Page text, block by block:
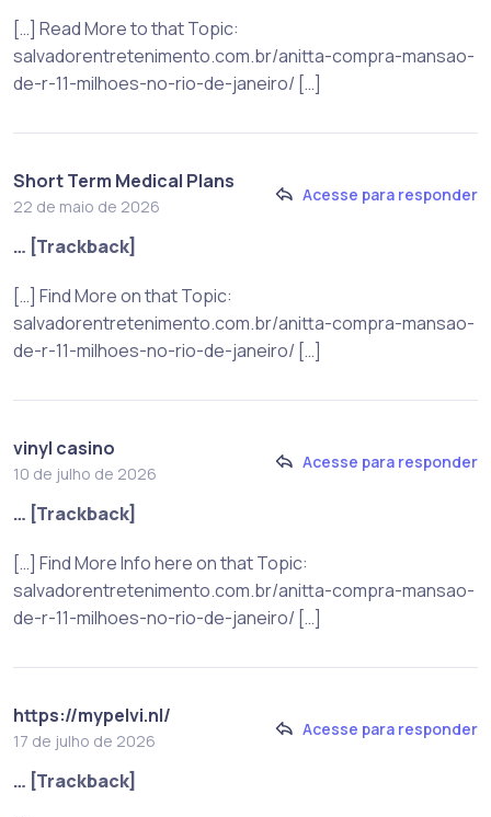
[…] Read More to that Topic:
salvadorentretenimento.com.br/anitta-compra-mansao-
de-r-11-milhoes-no-rio-de-janeiro/ […]
Short Term Medical Plans
22 de maio de 2026
Acesse para responder
… [Trackback]
[…] Find More on that Topic:
salvadorentretenimento.com.br/anitta-compra-mansao-
de-r-11-milhoes-no-rio-de-janeiro/ […]
vinyl casino
10 de julho de 2026
Acesse para responder
… [Trackback]
[…] Find More Info here on that Topic:
salvadorentretenimento.com.br/anitta-compra-mansao-
de-r-11-milhoes-no-rio-de-janeiro/ […]
https://mypelvi.nl/
17 de julho de 2026
Acesse para responder
… [Trackback]